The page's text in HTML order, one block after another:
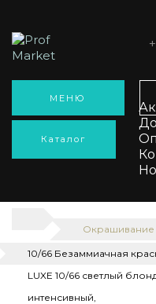
МЕНЮ
Каталог
Окрашивание
10/66 Безаммиачная
LUXE 10/66 светлый
интенсивный,